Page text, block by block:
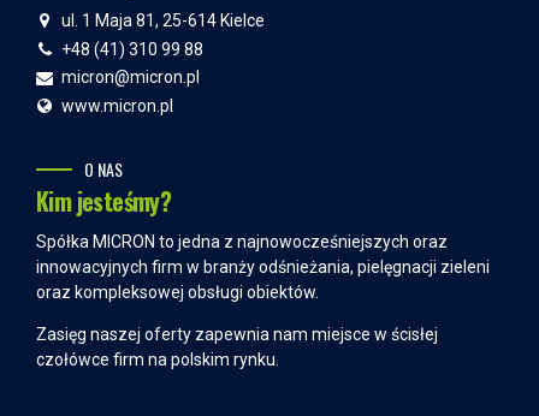
ul. 1 Maja 81, 25-614 Kielce
+48 (41) 310 99 88
micron@micron.pl
www.micron.pl
O NAS
Kim jesteśmy?
Spółka MICRON to jedna z najnowocześniejszych oraz
innowacyjnych firm w branży odśnieżania, pielęgnacji zieleni
oraz kompleksowej obsługi obiektów.
Zasięg naszej oferty zapewnia nam miejsce w ścisłej
czołówce firm na polskim rynku.